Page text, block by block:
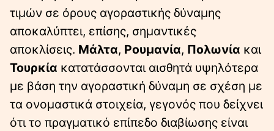
τιμών σε όρους αγοραστικής δύναμης
αποκαλύπτει, επίσης, σημαντικές
αποκλίσεις. Μάλτα, Ρουμανία, Πολωνία και
Τουρκία κατατάσσονται αισθητά υψηλότερα
με βάση την αγοραστική δύναμη σε σχέση με
τα ονομαστικά στοιχεία, γεγονός που δείχνει
ότι το πραγματικό επίπεδο διαβίωσης είναι